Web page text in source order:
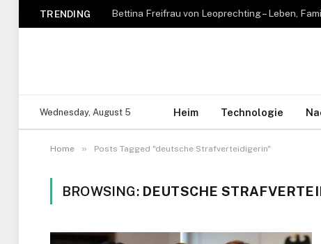
TRENDING
Wednesday, August 5 Heim Technologie
Home » Posts Tagged "deutsche Strafverteidigerin"
BROWSING: DEUTSCHE